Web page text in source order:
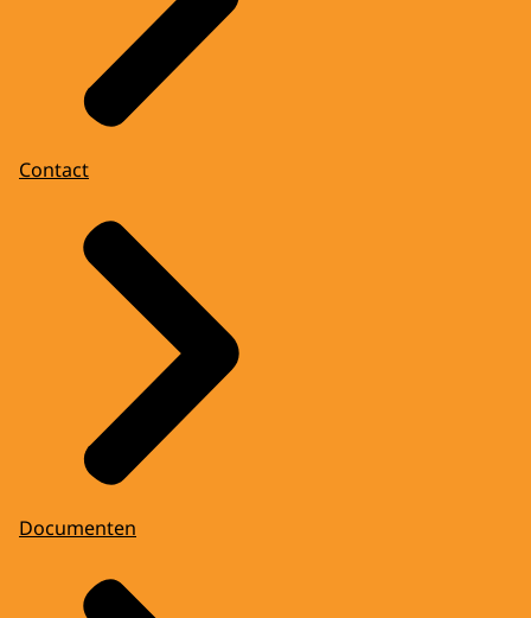
Contact
Documenten